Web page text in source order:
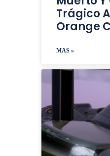
Trágico
Orange
MAS »